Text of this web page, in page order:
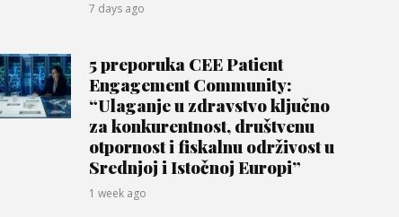
7 days ago
5 preporuka CEE Patient
Engagement Community:
“Ulaganje u zdravstvo ključno
za konkurentnost, društvenu
otpornost i fiskalnu održivost u
Srednjoj i Istočnoj Europi”
1 week ago